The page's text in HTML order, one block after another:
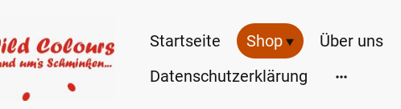
Startseite Shop Über uns
Datenschutzerklärung